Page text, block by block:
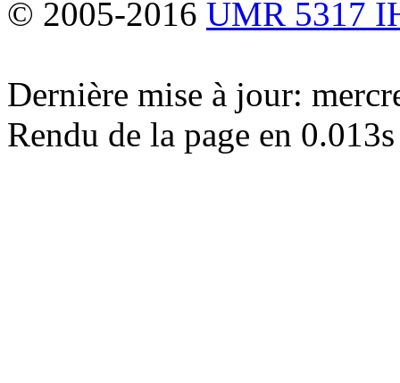
© 2005-2016 UMR 5317
Dernière mise à jour:
Rendu de la page en 0.013s